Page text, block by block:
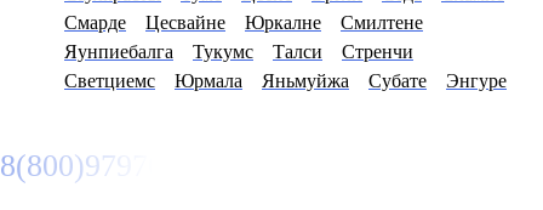
Смарде
Цесвайне Юркалне
Смилтене
Яунпиебалга
Тукумс Талси
Стренчи
Светциемс
Юрмала Яньмуйжа Субате Энгуре
8(800)9797043